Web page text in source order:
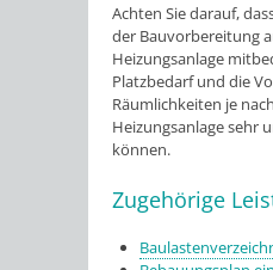
Achten Sie darauf,
der Bauvorbereitung
Heizungsanlage
Platzbedarf und die
Räumlichkeiten je
Heizungsanlage sehr
können.
Zugehörige